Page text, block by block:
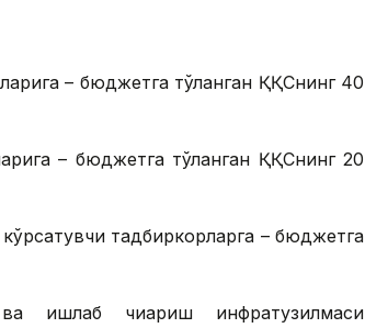
– бюджетга тўланган ҚҚСнинг 40
– бюджетга тўланган ҚҚСнинг 20
тадбиркорларга – бюджетга
ишлаб чиқариш инфратузилмаси